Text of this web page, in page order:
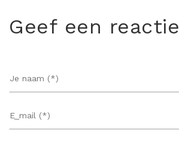
Geef een reactie